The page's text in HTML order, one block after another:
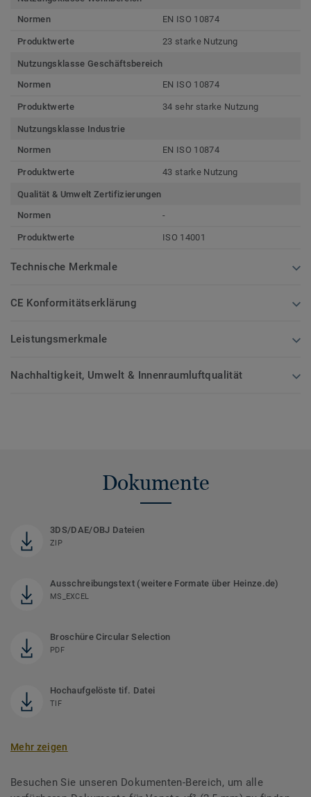
Normen
EN ISO 10874
Produktwerte 23 starke Nutzung
Nutzungsklasse Geschäftsbereich
Normen
EN ISO 10874
Produktwerte 34 sehr starke Nutzung
Nutzungsklasse Industrie
Normen
EN ISO 10874
Produktwerte 43 starke Nutzung
Qualität & Umwelt Zertifizierungen
Normen
-
Produktwerte ISO 14001
Technische Merkmale
CE Konformitätserklärung
Leistungsmerkmale
Nachhaltigkeit, Umwelt & Innenraumluftqualität
Dokumente
3DS/DAE/OBJ Dateien
ZIP
Ausschreibungstext (weitere Formate über Heinze.de)
MS_EXCEL
Broschüre Circular Selection
PDF
Hochaufgelöste tif. Datei
TIF
Mehr zeigen
Besuchen Sie unseren Dokumenten-Bereich, um alle